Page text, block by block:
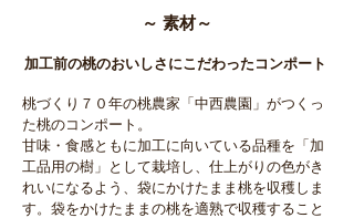
～ 素材～
加工前の桃のおいしさにこだわったコンポート
桃づくり７０年の桃農家「中西農園」がつくっ
た桃のコンポート。
甘味・食感ともに加工に向いている品種を「加
工品用の樹」として栽培し、仕上がりの色がき
れいになるよう、袋にかけたまま桃を収穫しま
す。袋をかけたままの桃を適熟で収穫すること